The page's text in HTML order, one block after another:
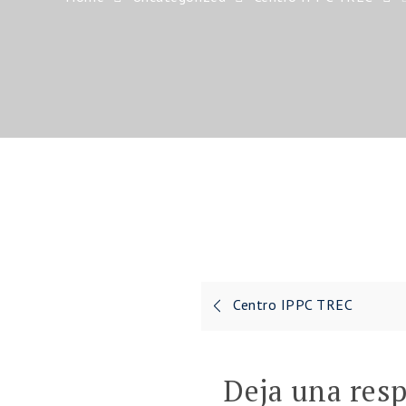
Navegación
entradas
Centro IPPC TREC
Deja una